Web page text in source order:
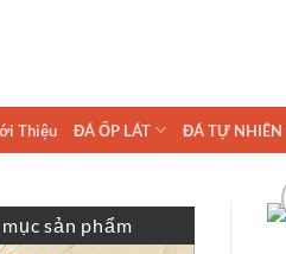
Thiệu ĐÁ ỐP LÁT ĐÁ TỰ NHIÊN
sản phẩm